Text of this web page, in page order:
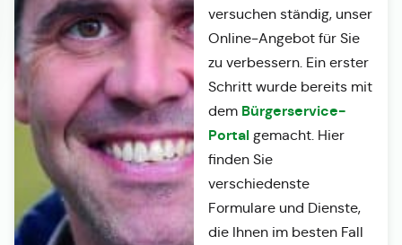
versuchen ständig, unser
Online-Angebot für Sie
zu verbessern. Ein erster
Schritt wurde bereits mit
dem Bürgerservice-
Portalgemacht. Hier
finden Sie
verschiedenste
Formulare und Dienste,
die Ihnen im besten Fall